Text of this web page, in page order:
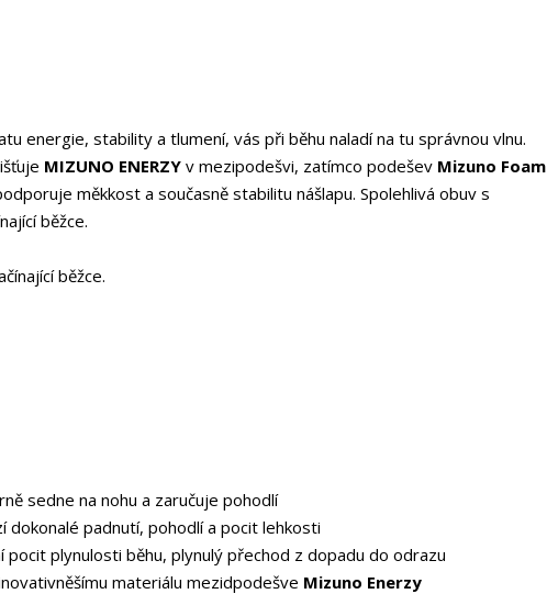
energie, stability a tlumení, vás při běhu naladí na tu správnou vlnu.
MIZUNO ENERZY v mezipodešvi, zatímco podešev Mizuno Foam
měkkost a současně stabilitu nášlapu. Spolehlivá obuv s
běžce.
běžce.
sedne na nohu a zaručuje pohodlí
dokonalé padnutí, pohodlí a pocit lehkosti
pocit plynulosti běhu, plynulý přechod z dopadu do odrazu
materiálu mezidpodešve Mizuno Enerzy